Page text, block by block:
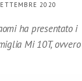
2020
ha presentato i
Mi 10T, ovvero